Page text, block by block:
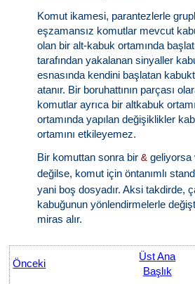
Komut ikamesi, parantezlerle
eşzamansız komutlar mevcut
olan bir alt-kabuk ortamında
tarafından yakalanan sinyaller
esnasında kendini başlatan
atanır. Bir boruhattının parçası
komutlar ayrıca bir altkabuk
ortamında yapılan değişiklikler
ortamını etkileyemez.
Bir komuttan sonra bir& geliyorsa
değilse, komut için öntanımlı
yani boş dosyadır. Aksi takdirde,
kabuğunun yönlendirmelerle
miras alır.
Önceki
Üst Ana
Başlık